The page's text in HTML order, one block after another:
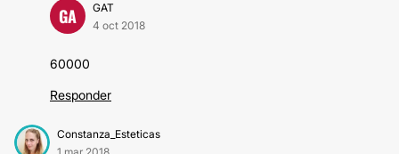
GA
GAT
4 oct 2018
60000
Responder
Constanza_Esteticas